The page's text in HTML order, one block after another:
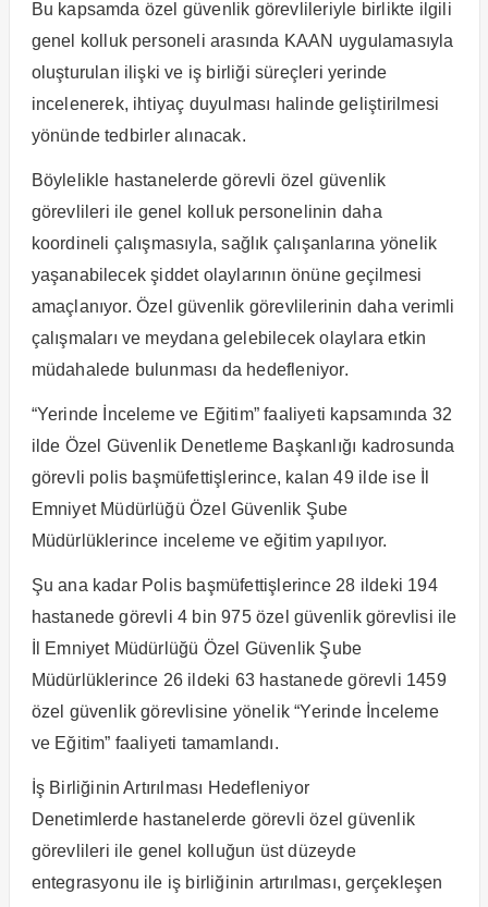
Bu kapsamda özel güvenlik görevlileriyle birlikte ilgili
genel kolluk personeli arasında KAAN uygulamasıyla
oluşturulan ilişki ve iş birliği süreçleri yerinde
incelenerek, ihtiyaç duyulması halinde geliştirilmesi
yönünde tedbirler alınacak.
Böylelikle hastanelerde görevli özel güvenlik
görevlileri ile genel kolluk personelinin daha
koordineli çalışmasıyla, sağlık çalışanlarına yönelik
yaşanabilecek şiddet olaylarının önüne geçilmesi
amaçlanıyor. Özel güvenlik görevlilerinin daha verimli
çalışmaları ve meydana gelebilecek olaylara etkin
müdahalede bulunması da hedefleniyor.
“Yerinde İnceleme ve Eğitim” faaliyeti kapsamında 32
ilde Özel Güvenlik Denetleme Başkanlığı kadrosunda
görevli polis başmüfettişlerince, kalan 49 ilde ise İl
Emniyet Müdürlüğü Özel Güvenlik Şube
Müdürlüklerince inceleme ve eğitim yapılıyor.
Şu ana kadar Polis başmüfettişlerince 28 ildeki 194
hastanede görevli 4 bin 975 özel güvenlik görevlisi ile
İl Emniyet Müdürlüğü Özel Güvenlik Şube
Müdürlüklerince 26 ildeki 63 hastanede görevli 1459
özel güvenlik görevlisine yönelik “Yerinde İnceleme
ve Eğitim” faaliyeti tamamlandı.
İş Birliğinin Artırılması Hedefleniyor
Denetimlerde hastanelerde görevli özel güvenlik
görevlileri ile genel kolluğun üst düzeyde
entegrasyonu ile iş birliğinin artırılması, gerçekleşen